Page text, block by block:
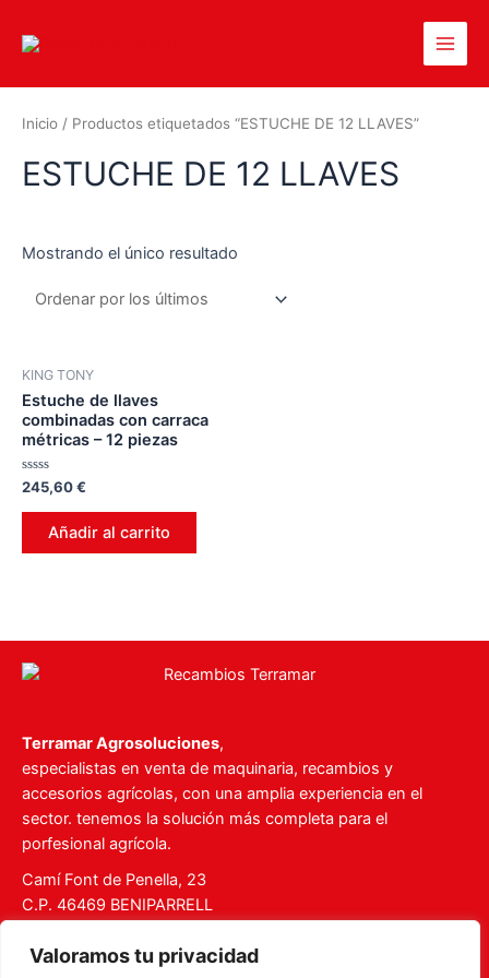
Valoramos tu privacidad
Inicio / Productos etiquetados “ESTUCHE DE 12 LLAVES”
ESTUCHE DE 12 LLAVES
Mostrando el único resultado
KING TONY
Estuche de llaves
combinadas con carraca
métricas – 12 piezas
Valorado
en
0
245,60€
Añadir al carrito
Terramar Agrosoluciones,
especialistas en venta de maquinaria, recambios y
accesorios agrícolas, con una amplia experiencia en el
sector. tenemos la solución más completa para el
porfesional agrícola.
Camí Font de Penella, 23
C.P. 46469 BENIPARRELL
ventas@recambiosterramar.com